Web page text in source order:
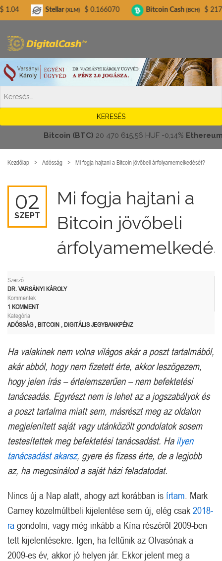
Bitcoin (BTC)20 470 615,56 HUF-0,14% Ethereum (ETH)
Kezdőlap Adósság Mi fogja hajtani a Bitcoin jövőbeli árfolyamemelkedését?
02
SZEPT
Mi fogja hajtani a
Bitcoin jövőbeli
Szerző
DR. VARSÁNYI KÁROLY
Kommentek
1 KOMMENT
Kategória
ADÓSSÁG, BITCOIN , DIGITÁLIS JEGYBANKPÉNZ
Ha valakinek nem volna világos akár a poszt tartalmából,
akár abból, hogy nem fizetett érte, akkor leszögezem,
hogy jelen írás – értelemszerűen – nem befektetési
tanácsadás. Egyrészt nem is lehet az a jogszabályok és
a poszt tartalma miatt sem, másrészt meg az oldalon
megjelenített saját vagy utánközölt gondolatok sosem
testesítettek meg befektetési tanácsadást. Ha ilyen
tanácsadást akarsz, gyere és fizess érte, de a legjobb
az, ha megcsinálod a saját házi feladatodat.
Nincs új a Nap alatt, ahogy azt korábban is írtam . Mark
Carney közelmúltbeli kijelentése sem új, elég csak 2018-
ra gondolni, vagy még inkább a Kína részéről 2009-ben
tett kijelentésekre. Igen, ha feltűnik az Olvasónak a
2009-es év, akkor jó helyen jár. Ekkor jelent meg a
(XLM) $ 0.166070 Bitcoin Cash (BCH) $ 217.79
Digitalcash.hu